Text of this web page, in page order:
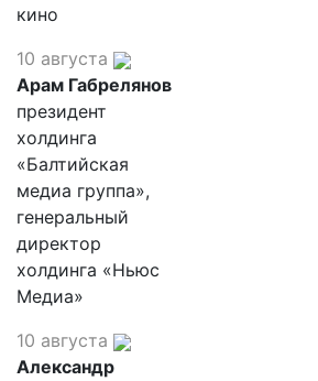
кино
10 августа
Арам Габрелянов
президент
холдинга
«Балтийская
медиа группа»,
генеральный
директор
холдинга «Ньюс
Медиа»
10 августа
Александр